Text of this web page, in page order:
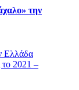
την
Ελλάδα
το 2021 –